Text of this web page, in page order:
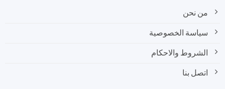
من نحن
سياسة الخصوصية
الشروط والاحكام
اتصل بنا